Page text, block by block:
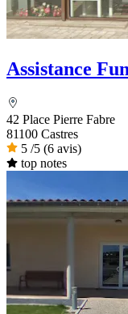
Assistance
42 Place Pierre Fabre
81100 Castres
5 /5 (6 avis)
top notes